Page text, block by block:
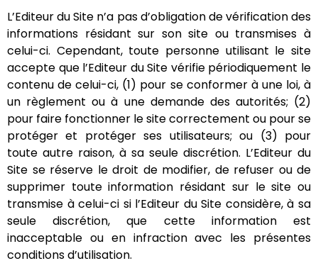
L’Editeur du Site n’a pas d’obligation de vérification des
informations résidant sur son site ou transmises à
celui-ci. Cependant, toute personne utilisant le site
accepte que l’Editeur du Site vérifie périodiquement le
contenu de celui-ci, (1) pour se conformer à une loi, à
un règlement ou à une demande des autorités; (2)
pour faire fonctionner le site correctement ou pour se
protéger et protéger ses utilisateurs; ou (3) pour
toute autre raison, à sa seule discrétion. L’Editeur du
Site se réserve le droit de modifier, de refuser ou de
supprimer toute information résidant sur le site ou
transmise à celui-ci si l’Editeur du Site considère, à sa
seule discrétion, que cette information est
inacceptable ou en infraction avec les présentes
conditions d’utilisation.